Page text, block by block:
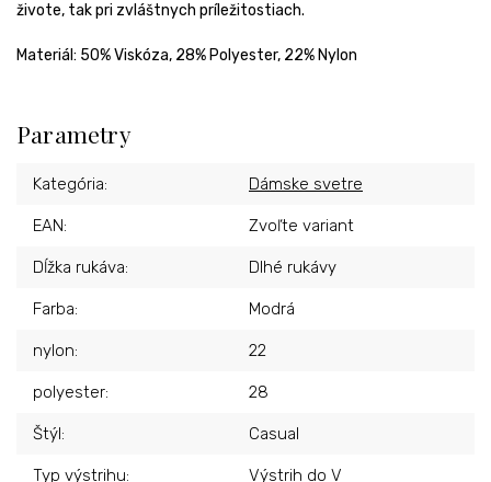
živote, tak pri zvláštnych príležitostiach.
Materiál: 50% Viskóza, 28% Polyester, 22% Nylon
Parametry
Kategória: Dámske svetre
EAN: Zvoľte variant
Dĺžka rukáva: Dlhé rukávy
Farba: Modrá
nylon: 22
polyester: 28
Štýl: Casual
Typ výstrihu: Výstrih do V